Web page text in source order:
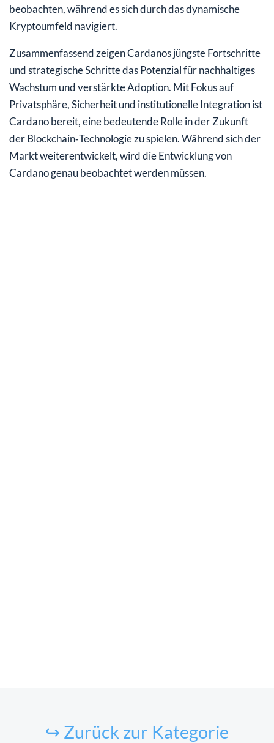
beobachten, während es sich durch das dynamische
Kryptoumfeld navigiert.
Zusammenfassend zeigen Cardanos jüngste Fortschritte
und strategische Schritte das Potenzial für nachhaltiges
Wachstum und verstärkte Adoption. Mit Fokus auf
Privatsphäre, Sicherheit und institutionelle Integration ist
Cardano bereit, eine bedeutende Rolle in der Zukunft
der Blockchain‑Technologie zu spielen. Während sich der
Markt weiterentwickelt, wird die Entwicklung von
Cardano genau beobachtet werden müssen.
↪ Zurück zur Kategorie